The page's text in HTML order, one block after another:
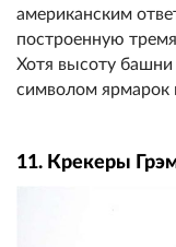
американским
построенную
Хотя высоту башни
символом ярмарок
11. Крекеры